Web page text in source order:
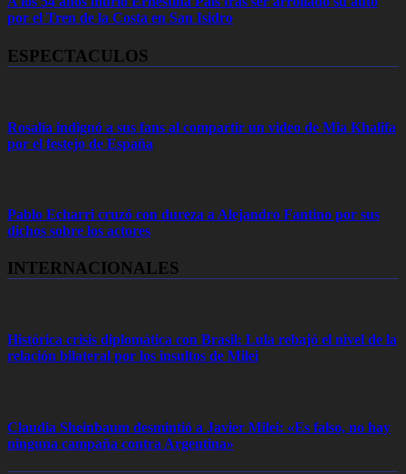
por el Tren de la Costa en San Isidro
ESPECTACULOS
Rosalía indignó a sus fans al compartir un video de Mia Khalifa
por el festejo de España
Pablo Echarri cruzó con dureza a Alejandro Fantino por sus
dichos sobre los actores
INTERNACIONALES
Histórica crisis diplomática con Brasil: Lula rebajó el nivel de la
relación bilateral por los insultos de Milei
Claudia Sheinbaum desmintió a Javier Milei: «Es falso, no hay
ninguna campaña contra Argentina»